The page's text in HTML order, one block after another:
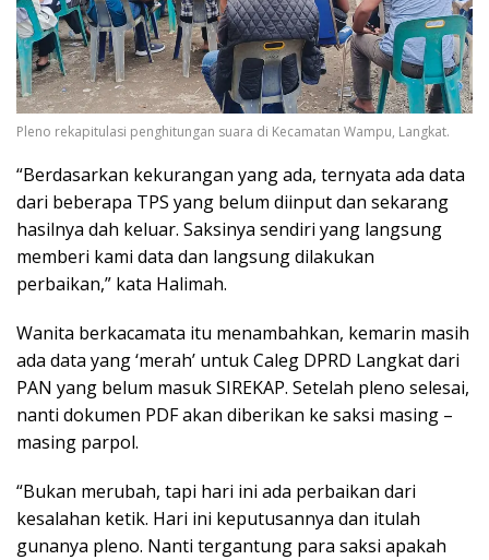
Pleno rekapitulasi penghitungan suara di Kecamatan Wampu, Langkat.
“Berdasarkan kekurangan yang ada, ternyata ada data
dari beberapa TPS yang belum diinput dan sekarang
hasilnya dah keluar. Saksinya sendiri yang langsung
memberi kami data dan langsung dilakukan
perbaikan,” kata Halimah.
Wanita berkacamata itu menambahkan, kemarin masih
ada data yang ‘merah’ untuk Caleg DPRD Langkat dari
PAN yang belum masuk SIREKAP. Setelah pleno selesai,
nanti dokumen PDF akan diberikan ke saksi masing –
masing parpol.
“Bukan merubah, tapi hari ini ada perbaikan dari
kesalahan ketik. Hari ini keputusannya dan itulah
gunanya pleno. Nanti tergantung para saksi apakah